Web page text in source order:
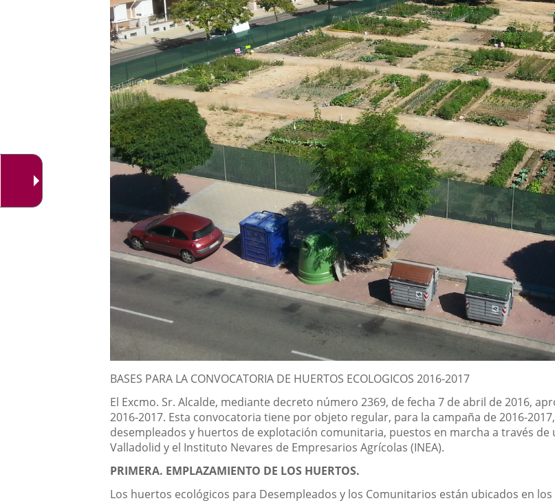
Descripción
BASES PARA LA CONVOCATORIA DE HUERTOS ECOLOGICOS 2016-2017
El Excmo. Sr. Alcalde, mediante decreto número 2369, de fecha 7 de abril de 2016,
2016-2017. Esta convocatoria tiene por objeto regular, para la campaña de 2016-
desempleados y huertos de explotación comunitaria, puestos en marcha a través
Valladolid y el Instituto Nevares de Empresarios Agrícolas (INEA).
PRIMERA. EMPLAZAMIENTO DE LOS HUERTOS.
Los huertos ecológicos para Desempleados y los Comunitarios están ubicados en